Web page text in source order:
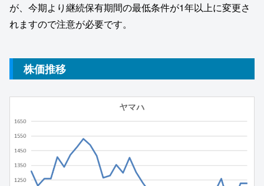
が、今期より継続保有期間の最低条件が1年以上に変更さ
れますので注意が必要です。
株価推移